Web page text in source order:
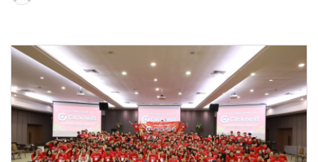
Chatcone ของเรา คว้ารางวัล AI Empower ระดับ Platinum ใน